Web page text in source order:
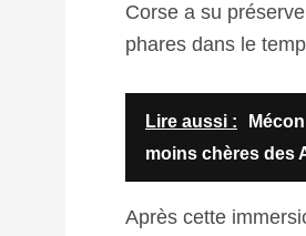
Corse a su
phares dans le
Lire aussi :
moins chères des
Après cette